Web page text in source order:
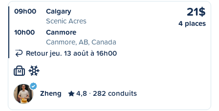
09h00
Calgary
Scenic Acres
10h00
Canmore
Canmore, AB, Canada
Retour jeu. 13 août à 16h00
21$
4 places
M
Zheng 4,8 282 conduits